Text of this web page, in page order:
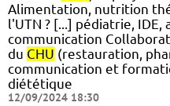
Alimentation, nutrition
l'UTN ? [...] pédiatrie,
communication
du CHU (restauration,
communication et
diététique
12/09/2024 18:30